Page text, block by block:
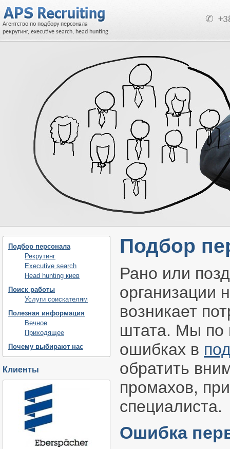
Агентство по подбору персонала
рекрутинг, executive search, head hunting
✆
Подбор персонала
Рекрутинг
Executive search
Head hunting киев
Поиск работы
Услуги соискателям
Полезная информация
Вечное
Приходящее
Почему выбирают нас
Клиенты
Подбор
Рано или
организации
возникает
штата. Мы по
ошибках в
обратить
промахов,
специалиста.
Ошибка